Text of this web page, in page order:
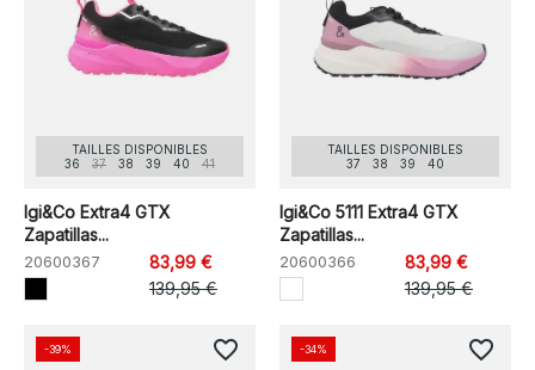
TAILLES DISPONIBLES
36
37 38 39 40 41
Igi&Co Extra4 GTX
Zapatillas...
20600367
83,99 €
139,95 €
TAILLES DISPONIBLES
37
38 39 40
Igi&Co 5111 Extra4 GTX
Zapatillas...
20600366
83,99 €
139,95 €
-39% favorite_border -34% favorite_border